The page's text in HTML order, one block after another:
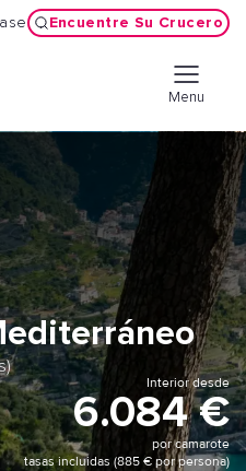
Encuentre Su Crucero
Menu
Interior desde
6.084 €
por camarote
tasas incluidas (885 € por persona)